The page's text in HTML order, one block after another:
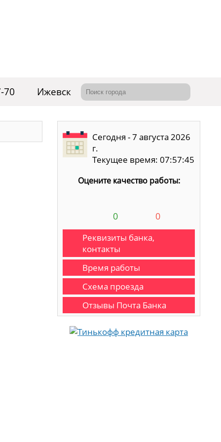
70 Ижевск
Сегодня - 7 августа 2026
г.
Текущее время: 07:57:46
Оцените качество работы:
0 0
Реквизиты банка,
контакты
Время работы
Схема проезда
Отзывы Почта Банка